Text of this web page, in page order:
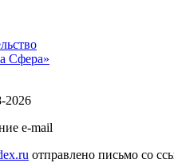
Сфера»
2026
e-mail
отправлено письмо со